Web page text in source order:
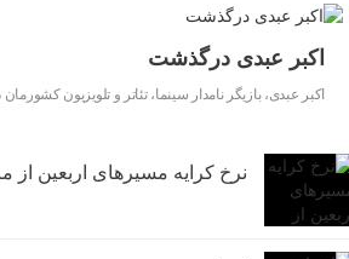
اکبر عبدی درگذشت
اکبر عبدی، بازیگر نامدار سینما، تئاتر و تلویزیون
نرخ کرایه مسیرهای اربعین از